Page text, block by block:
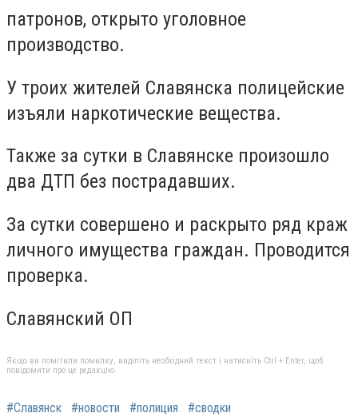
патронов, открыто уголовное
производство.
У троих жителей Славянска полицейские
изъяли наркотические вещества.
Также за сутки в Славянске произошло
два ДТП без пострадавших.
За сутки совершено и раскрыто ряд краж
личного имущества граждан. Проводится
проверка.
Славянский ОП
Якщо ви помітили помилку, виділіть необхідний текст і натисніть Ctrl + Enter, щоб
повідомити про це редакцію
#Славянск #новости #полиция #сводки